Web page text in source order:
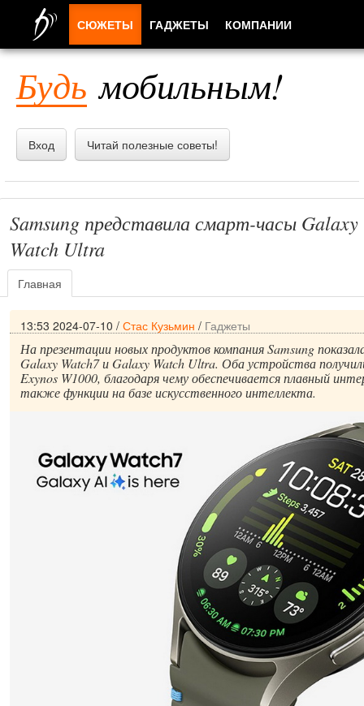
Будь мобильным!
Вход Читай полезные советы!
Samsung представила смарт-часы
Watch Ultra
Главная
13:53 2024-07-10 / Стас Кузьмин / Гаджеты
На презентации новых продуктов компания Samsung
Galaxy Watch7 и Galaxy Watch Ultra. Оба устройства
Exynos W1000, благодаря чему обеспечивается плавный
также функции на базе искусственного интеллекта.
СЮЖЕТЫ ГАДЖЕТЫ КОМПАНИИ
ПРИЛОЖЕНИЯ